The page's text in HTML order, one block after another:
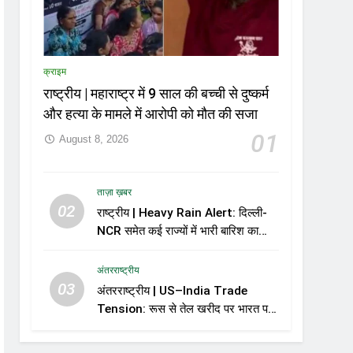
क्राइम
राष्ट्रीय | महाराष्ट्र में 9 साल की बच्ची से दुष्कर्म
और हत्या के मामले में आरोपी को मौत की सजा
01
August 8, 2026
02
ताज़ा ख़बर
राष्ट्रीय | Heavy Rain Alert: दिल्ली-
NCR समेत कई राज्यों में भारी बारिश का
चिंता
03
अंतरराष्ट्रीय
अंतरराष्ट्रीय | US–India Trade
Tension: रूस से तेल खरीद पर भारत पर
सीनेट के कदम से बढ़ा व्यापारिक तनाव